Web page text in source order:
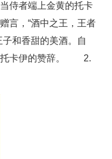
侍者端上金黄的托卡
言，“酒中之王，王者
和香甜的美酒。自
托卡伊的赞辞。 2.